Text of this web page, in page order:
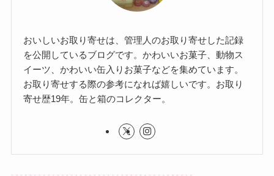
おいしいお取り寄せは、管理人のお取り寄せした記録
を公開しているブログです。かわいいお菓子、動物ス
イーツ、かわいい缶入りお菓子などを集めています。
お取り寄せする際の参考になれば嬉しいです。お取り
寄せ歴19年。缶と箱のコレクター。